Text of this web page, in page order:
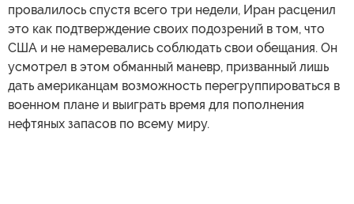
провалилось спустя всего три недели, Иран расценил
это как подтверждение своих подозрений в том, что
США и не намеревались соблюдать свои обещания. Он
усмотрел в этом обманный маневр, призванный лишь
дать американцам возможность перегруппироваться в
военном плане и выиграть время для пополнения
нефтяных запасов по всему миру.